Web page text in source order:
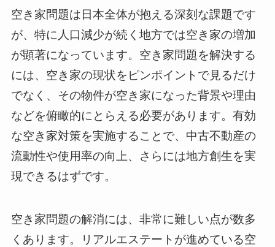
空き家問題は日本全体が抱える深刻な課題です
が、特に人口減少が続く地方では空き家の増加
が顕著になっています。空き家問題を解決する
には、空き家の現状をピンポイントで見るだけ
でなく、その物件が空き家になった背景や理由
などを俯瞰的にとらえる必要があります。有効
な空き家対策を実施することで、中古不動産の
流動性や使用率の向上、さらには地方創生を実
現できるはずです。
空き家問題の解消には、非常に難しい点が数多
くあります。リアルエステートが進めている空